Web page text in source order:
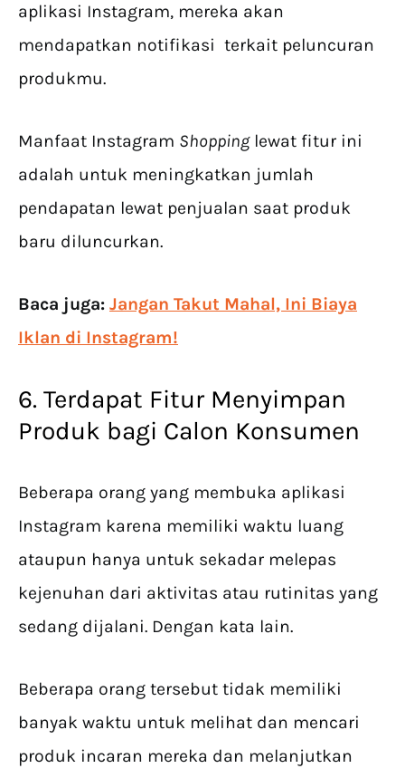
aplikasi Instagram, mereka akan
mendapatkan notifikasi terkait peluncuran
produkmu.
Manfaat Instagram Shoppinglewat fitur ini
adalah untuk meningkatkan jumlah
pendapatan lewat penjualan saat produk
baru diluncurkan.
Baca juga: Jangan Takut Mahal, Ini Biaya
Iklan di Instagram!
6. Terdapat Fitur Menyimpan
Produk bagi Calon Konsumen
Beberapa orang yang membuka aplikasi
Instagram karena memiliki waktu luang
ataupun hanya untuk sekadar melepas
kejenuhan dari aktivitas atau rutinitas yang
sedang dijalani. Dengan kata lain.
Beberapa orang tersebut tidak memiliki
banyak waktu untuk melihat dan mencari
produk incaran mereka dan melanjutkan